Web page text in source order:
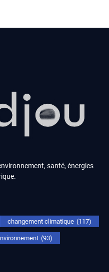
santé, énergies
changement climatique (117)
(93)